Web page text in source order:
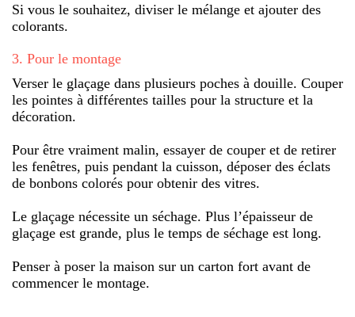
Si vous le souhaitez, diviser le mélange et ajouter des
colorants.
3. Pour le montage
Verser le glaçage dans plusieurs poches à douille. Couper
les pointes à différentes tailles pour la structure et la
décoration.
Pour être vraiment malin, essayer de couper et de retirer
les fenêtres, puis pendant la cuisson, déposer des éclats
de bonbons colorés pour obtenir des vitres.
Le glaçage nécessite un séchage. Plus l’épaisseur de
glaçage est grande, plus le temps de séchage est long.
Penser à poser la maison sur un carton fort avant de
commencer le montage.